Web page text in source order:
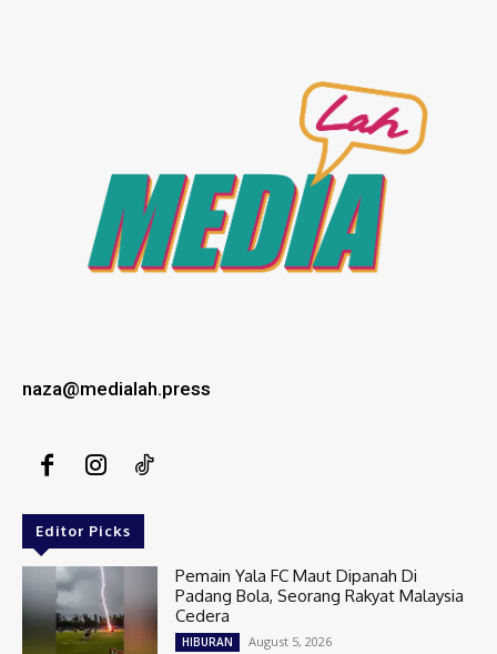
naza@medialah.press
Editor Picks
Pemain Yala FC Maut Dipanah Di
Padang Bola, Seorang Rakyat Malaysia
Cedera
HIBURAN August 5, 2026